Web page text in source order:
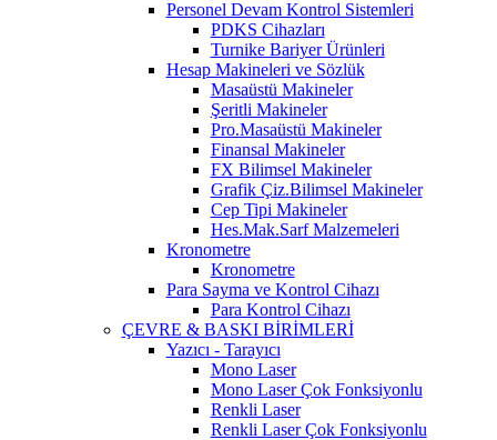
Personel Devam Kontrol Sistemleri
PDKS Cihazları
Turnike Bariyer Ürünleri
Hesap Makineleri ve Sözlük
Masaüstü Makineler
Şeritli Makineler
Pro.Masaüstü Makineler
Finansal Makineler
FX Bilimsel Makineler
Grafik Çiz.Bilimsel Makineler
Cep Tipi Makineler
Hes.Mak.Sarf Malzemeleri
Kronometre
Kronometre
Para Sayma ve Kontrol Cihazı
Para Kontrol Cihazı
ÇEVRE & BASKI BİRİMLERİ
Yazıcı - Tarayıcı
Mono Laser
Mono Laser Çok Fonksiyonlu
Renkli Laser
Renkli Laser Çok Fonksiyonlu